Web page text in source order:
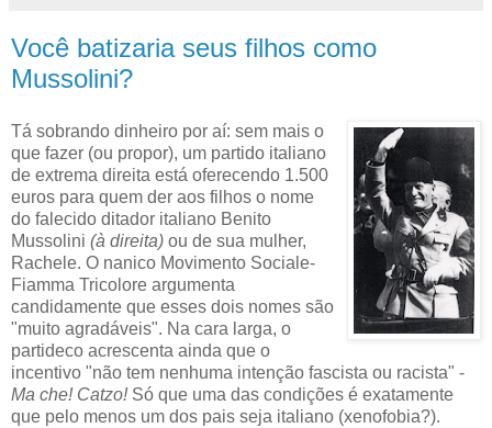
Você batizaria seus filhos como
Mussolini?
Tá sobrando dinheiro por aí: sem mais o
que fazer (ou propor), um partido italiano
de extrema direita está oferecendo 1.500
euros para quem der aos filhos o nome
do falecido ditador italiano Benito
Mussolini (à direita) ou de sua mulher,
Rachele. O nanico Movimento Sociale-
Fiamma Tricolore argumenta
candidamente que esses dois nomes são
"muito agradáveis". Na cara larga, o
partideco acrescenta ainda que o
incentivo "não tem nenhuma intenção fascista ou racista" -
Ma che! Catzo!Só que uma das condições é exatamente
que pelo menos um dos pais seja italiano (xenofobia?).